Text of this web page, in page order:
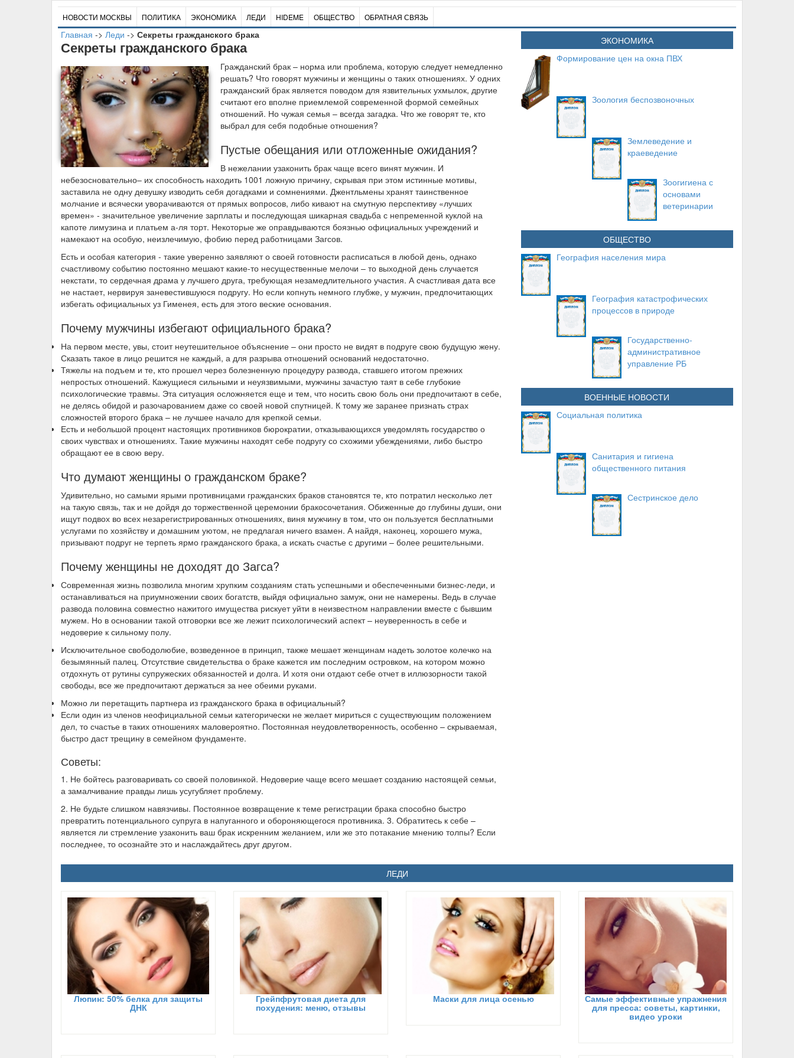
НОВОСТИ МОСКВЫ ПОЛИТИКА ЭКОНОМИКА ЛЕДИ HIDEME ОБЩЕСТВО ОБРАТНАЯ СВЯЗЬ
Главная -> Леди -> Секреты гражданского брака
Секреты гражданского брака
Гражданский брак – норма или проблема, которую следует немедленно
решать? Что говорят мужчины и женщины о таких отношениях. У одних
гражданский брак является поводом для язвительных ухмылок, другие
считают его вполне приемлемой современной формой семейных
отношений. Но чужая семья – всегда загадка. Что же говорят те, кто
выбрал для себя подобные отношения?
Пустые обещания или отложенные ожидания?
В нежелании узаконить брак чаще всего винят мужчин. И
небезосновательно– их способность находить 1001 ложную причину, скрывая при этом истинные мотивы,
заставила не одну девушку изводить себя догадками и сомнениями. Джентльмены хранят таинственное
молчание и всячески уворачиваются от прямых вопросов, либо кивают на смутную перспективу «лучших
времен» - значительное увеличение зарплаты и последующая шикарная свадьба с непременной куклой на
капоте лимузина и платьем а-ля торт. Некоторые же оправдываются боязнью официальных учреждений и
намекают на особую, неизлечимую, фобию перед работницами Загсов.
Есть и особая категория - такие уверенно заявляют о своей готовности расписаться в любой день, однако
счастливому событию постоянно мешают какие-то несущественные мелочи – то выходной день случается
некстати, то сердечная драма у лучшего друга, требующая незамедлительного участия. А счастливая дата все
не настает, нервируя заневестившуюся подругу. Но если копнуть немного глубже, у мужчин, предпочитающих
избегать официальных уз Гименея, есть для этого веские основания.
Почему мужчины избегают официального брака?
На первом месте, увы, стоит неутешительное объяснение – они просто не видят в подруге свою будущую жену.
Сказать такое в лицо решится не каждый, а для разрыва отношений оснований недостаточно.
Тяжелы на подъем и те, кто прошел через болезненную процедуру развода, ставшего итогом прежних
непростых отношений. Кажущиеся сильными и неуязвимыми, мужчины зачастую таят в себе глубокие
психологические травмы. Эта ситуация осложняется еще и тем, что носить свою боль они предпочитают в себе,
не делясь обидой и разочарованием даже со своей новой спутницей. К тому же заранее признать страх
сложностей второго брака – не лучшее начало для крепкой семьи.
Есть и небольшой процент настоящих противников бюрократии, отказывающихся уведомлять государство о
своих чувствах и отношениях. Такие мужчины находят себе подругу со схожими убеждениями, либо быстро
обращают ее в свою веру.
Что думают женщины о гражданском браке?
Удивительно, но самыми ярыми противницами гражданских браков становятся те, кто потратил несколько лет
на такую связь, так и не дойдя до торжественной церемонии бракосочетания. Обиженные до глубины души, они
ищут подвох во всех незарегистрированных отношениях, виня мужчину в том, что он пользуется бесплатными
услугами по хозяйству и домашним уютом, не предлагая ничего взамен. А найдя, наконец, хорошего мужа,
призывают подруг не терпеть ярмо гражданского брака, а искать счастье с другими – более решительными.
Почему женщины не доходят до Загса?
Современная жизнь позволила многим хрупким созданиям стать успешными и обеспеченными бизнес-леди, и
останавливаться на приумножении своих богатств, выйдя официально замуж, они не намерены. Ведь в случае
развода половина совместно нажитого имущества рискует уйти в неизвестном направлении вместе с бывшим
мужем. Но в основании такой отговорки все же лежит психологический аспект – неуверенность в себе и
недоверие к сильному полу.
Исключительное свободолюбие, возведенное в принцип, также мешает женщинам надеть золотое колечко на
безымянный палец. Отсутствие свидетельства о браке кажется им последним островком, на котором можно
отдохнуть от рутины супружеских обязанностей и долга. И хотя они отдают себе отчет в иллюзорности такой
свободы, все же предпочитают держаться за нее обеими руками.
Можно ли перетащить партнера из гражданского брака в официальный?
Если один из членов неофициальной семьи категорически не желает мириться с существующим положением
дел, то счастье в таких отношениях маловероятно. Постоянная неудовлетворенность, особенно – скрываемая,
быстро даст трещину в семейном фундаменте.
Советы:
1. Не бойтесь разговаривать со своей половинкой. Недоверие чаще всего мешает созданию настоящей семьи,
а замалчивание правды лишь усугубляет проблему.
2. Не будьте слишком навязчивы. Постоянное возвращение к теме регистрации брака способно быстро
превратить потенциального супруга в напуганного и обороняющегося противника. 3. Обратитесь к себе –
является ли стремление узаконить ваш брак искренним желанием, или же это потакание мнению толпы? Если
последнее, то осознайте это и наслаждайтесь друг другом.
ЭКОНОМИКА
Формирование цен на окна ПВХ
Зоология беспозвоночных
Землеведение и
краеведение
Зоогигиена с
основами
ветеринарии
ОБЩЕСТВО
География населения мира
География катастрофических
процессов в природе
Государственно-
административное
управление РБ
ВОЕННЫЕ НОВОСТИ
Социальная политика
Санитария и гигиена
общественного питания
Сестринское дело
ЛЕДИ
Люпин: 50% белка для защиты
ДНК
Грейпфрутовая диета для
похудения: меню, отзывы
Маски для лица осенью Самые эффективные упражнения
для пресса: советы, картинки,
видео уроки